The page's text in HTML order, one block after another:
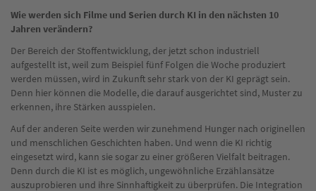
Wie werden sich Filme und Serien durch KI in den nächsten 10
Jahren verändern?
Der Bereich der Stoffentwicklung, der jetzt schon industriell
aufgestellt ist, weil zum Beispiel fünf Folgen die Woche produziert
werden müssen, wird in Zukunft sehr stark von der KI geprägt sein.
Denn hier können die Modelle, die darauf ausgerichtet sind, Muster zu
erkennen, ihre Stärken ausspielen.
Auf der anderen Seite werden wir zunehmend Hunger nach originellen
und menschlichen Geschichten haben. Und wenn die KI richtig
eingesetzt wird, kann sie sogar zu einer größeren Vielfalt beitragen.
Denn durch die KI ist es möglich, ungewöhnliche Erzählansätze
auszuprobieren und ihre Sinnhaftigkeit zu überprüfen. Die Integration